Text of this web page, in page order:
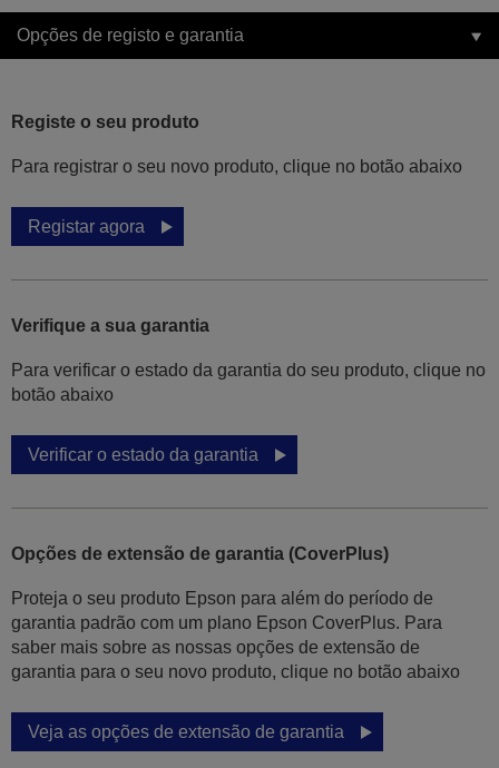
Opções de registo e garantia
Registe o seu produto
Para registrar o seu novo produto, clique no botão abaixo
Registar agora
Verifique a sua garantia
Para verificar o estado da garantia do seu produto, clique no
botão abaixo
Verificar o estado da garantia
Opções de extensão de garantia (CoverPlus)
Proteja o seu produto Epson para além do período de
garantia padrão com um plano Epson CoverPlus. Para
saber mais sobre as nossas opções de extensão de
garantia para o seu novo produto, clique no botão abaixo
Veja as opções de extensão de garantia